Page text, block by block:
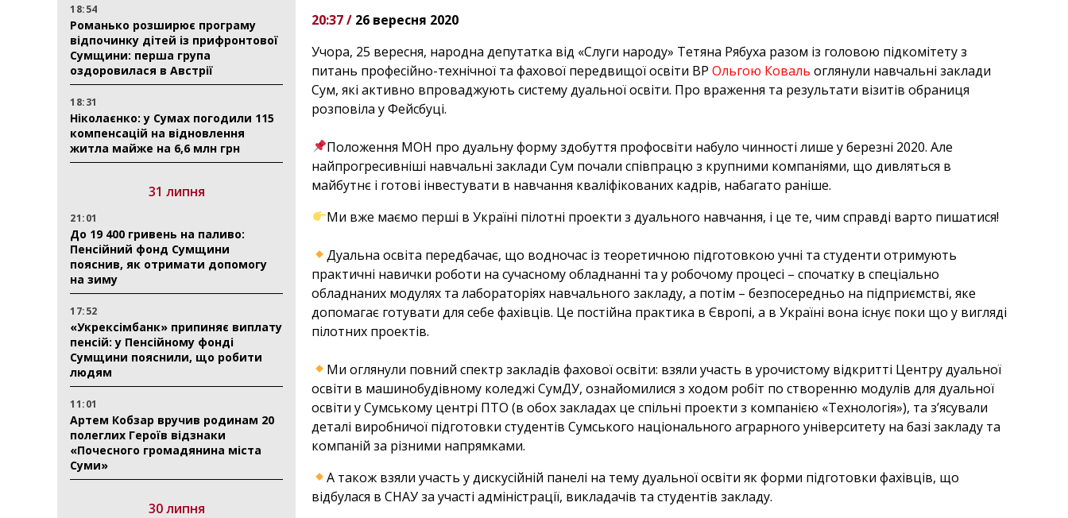
18:54
Романько розширює програму
відпочинку дітей із прифронтової
Сумщини: перша група
оздоровилася в Австрії
18:31
Ніколаєнко: у Сумах погодили 115
компенсацій на відновлення
житла майже на 6,6 млн грн
31 липня
21:01
До 19 400 гривень на паливо:
Пенсійний фонд Сумщини
пояснив, як отримати допомогу
на зиму
17:52
«Укрексімбанк» припиняє виплату
пенсій: у Пенсійному фонді
Сумщини пояснили, що робити
людям
11:01
Артем Кобзар вручив родинам 20
полеглих Героїв відзнаки
«Почесного громадянина міста
Суми»
30 липня
20:37 / 26 вересня 2020
Учора, 25 вересня, народна депутатка від «Слуги народу» Тетяна Рябуха разом із головою підкомітету з
питань професійно-технічної та фахової передвищої освіти ВРОльгою Коваль оглянули навчальні заклади
Сум, які активно впроваджують систему дуальної освіти. Про враження та результати візитів обраниця
розповіла у Фейсбуці.
Положення МОН про дуальну форму здобуття профосвіти набуло чинності лише у березні 2020. Але
найпрогресивніші навчальні заклади Сум почали співпрацю з крупними компаніями, що дивляться в
майбутнє і готові інвестувати в навчання кваліфікованих кадрів, набагато раніше.
Ми вже маємо перші в Україні пілотні проекти з дуального навчання, і це те, чим справді варто пишатися!
Дуальна освіта передбачає, що водночас із теоретичною підготовкою учні та студенти отримують
практичні навички роботи на сучасному обладнанні та у робочому процесі – спочатку в спеціально
обладнаних модулях та лабораторіях навчального закладу, а потім – безпосередньо на підприємстві, яке
допомагає готувати для себе фахівців. Це постійна практика в Європі, а в Україні вона існує поки що у вигляді
пілотних проектів.
Ми оглянули повний спектр закладів фахової освіти: взяли участь в урочистому відкритті Центру дуальної
освіти в машинобудівному коледжі СумДУ, ознайомилися з ходом робіт по створенню модулів для дуальної
освіти у Сумському центрі ПТО (в обох закладах це спільні проекти з компанією «Технологія»), та з’ясували
деталі виробничої підготовки студентів Сумського національного аграрного університету на базі закладу та
компаній за різними напрямками.
А також взяли участь у дискусійній панелі на тему дуальної освіти як форми підготовки фахівців, що
відбулася в СНАУ за участі адміністрації, викладачів та студентів закладу.